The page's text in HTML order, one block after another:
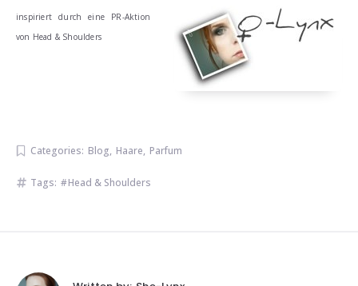
inspiriert durch eine PR-Aktion
von Head & Shoulders
Categories: Blog, Haare, Parfum
Tags: Head & Shoulders